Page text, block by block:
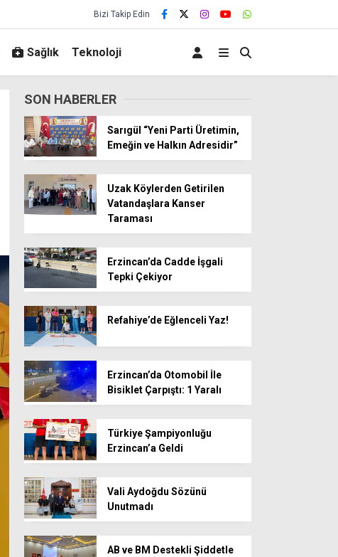
Bizi Takip Edin
Sağlık Teknoloji
SON HABERLER
Sarıgül “Yeni Parti Üretimin,
Emeğin ve Halkın Adresidir”
Uzak Köylerden Getirilen
Vatandaşlara Kanser
Taraması
Erzincan’da Cadde İşgali
Tepki Çekiyor
Refahiye’de Eğlenceli Yaz!
Erzincan’da Otomobil İle
Bisiklet Çarpıştı: 1 Yaralı
Türkiye Şampiyonluğu
Erzincan’a Geldi
Vali Aydoğdu Sözünü
Unutmadı
AB ve BM Destekli Şiddetle